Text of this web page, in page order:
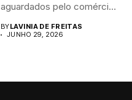
aguardados pelo comércio
BYLAVINIA DE FREITAS
JUNHO 29, 2026